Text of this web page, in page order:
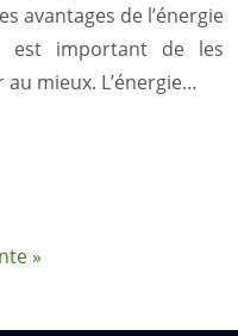
avantages de l’énergie
est important de les
mieux. L’énergie…
»